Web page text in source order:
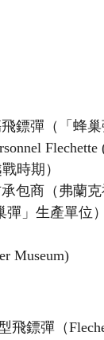
鏢彈（「蜂巢
時期）
包商（弗蘭
」生產單位）
Museum)
飛鏢彈（